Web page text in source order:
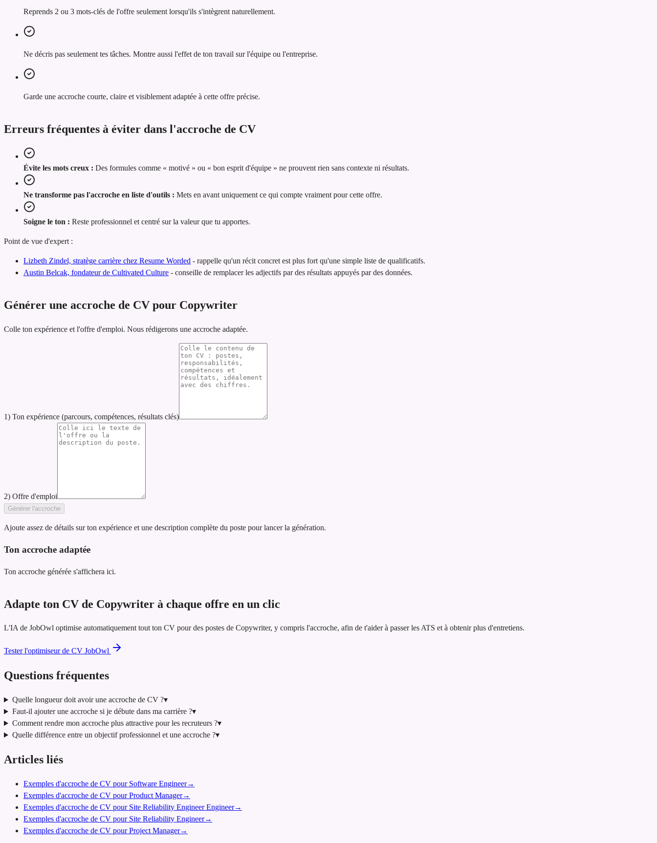
Reprends 2 ou 3 mots-clés de l'offre seulement lorsqu'ils s'intègrent naturellement.
Ne décris pas seulement tes tâches. Montre aussi l'effet de ton travail sur l'équipe ou l'entreprise.
Garde une accroche courte, claire et visiblement adaptée à cette offre précise.
Erreurs fréquentes à éviter dans l'accroche de CV
Évite les mots creux : Des formules comme « motivé » ou « bon esprit d'équipe » ne prouvent rien sans contexte ni résultats.
Ne transforme pas l'accroche en liste d'outils : Mets en avant uniquement ce qui compte vraiment pour cette offre.
Soigne le ton : Reste professionnel et centré sur la valeur que tu apportes.
Point de vue d'expert :
Lizbeth Zindel, stratège carrière chez Resume Worded - rappelle qu'un récit concret est plus fort qu'une simple liste de qualificatifs.
Austin Belcak, fondateur de Cultivated Culture - conseille de remplacer les adjectifs par des résultats appuyés par des données.
Générer une accroche de CV pour Copywriter
Colle ton expérience et l'offre d'emploi. Nous rédigerons une accroche adaptée.
1) Ton expérience (parcours, compétences, résultats clés)
2) Offre d'emploi
Générer l'accroche
Ajoute assez de détails sur ton expérience et une description complète du poste pour lancer la génération.
Ton accroche adaptée
Ton accroche générée s'affichera ici.
Adapte ton CV de Copywriter à chaque offre en un clic
L'IA de JobOwl optimise automatiquement tout ton CV pour des postes de Copywriter, y compris l'accroche, afin de t'aider à passer les ATS et à obtenir plus d'entretiens.
Tester l'optimiseur de CV JobOwl
Questions fréquentes
Quelle longueur doit avoir une accroche de CV ?▾
Faut-il ajouter une accroche si je débute dans ma carrière ?▾
Comment rendre mon accroche plus attractive pour les recruteurs ?▾
Quelle différence entre un objectif professionnel et une accroche ?▾
Articles liés
Exemples d'accroche de CV pour Software Engineer→
Exemples d'accroche de CV pour Product Manager→
Exemples d'accroche de CV pour Site Reliability Engineer Engineer→
Exemples d'accroche de CV pour Site Reliability Engineer→
Exemples d'accroche de CV pour Project Manager→